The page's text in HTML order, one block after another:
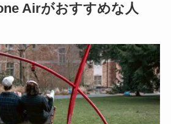
Airがおすすめな人